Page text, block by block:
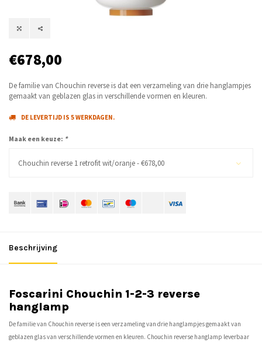
€678,00
De familie van Chouchin reverse is dat een verzameling van drie hanglampjes
gemaakt van geblazen glas in verschillende vormen en kleuren.
DE LEVERTIJD IS 5 WERKDAGEN.
Maak een keuze: *
Chouchin reverse 1 retrofit wit/oranje - €678,00
Beschrijving
Foscarini Chouchin 1-2-3 reverse
hanglamp
De familie van Chouchin reverse is een verzameling van drie hanglampjes gemaakt van
geblazen glas van verschillende vormen en kleuren. Chouchin reverse hanglamp leverbaar